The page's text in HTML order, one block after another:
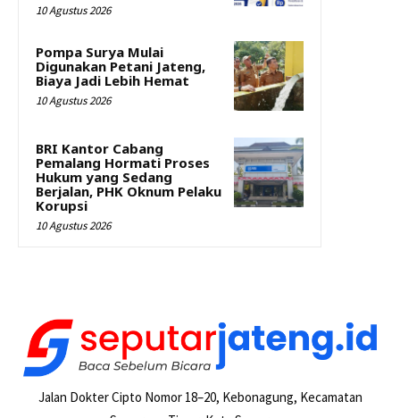
10 Agustus 2026
Pompa Surya Mulai
Digunakan Petani Jateng,
Biaya Jadi Lebih Hemat
10 Agustus 2026
BRI Kantor Cabang
Pemalang Hormati Proses
Hukum yang Sedang
Berjalan, PHK Oknum Pelaku
Korupsi
10 Agustus 2026
Jalan Dokter Cipto Nomor 18–20, Kebonagung, Kecamatan